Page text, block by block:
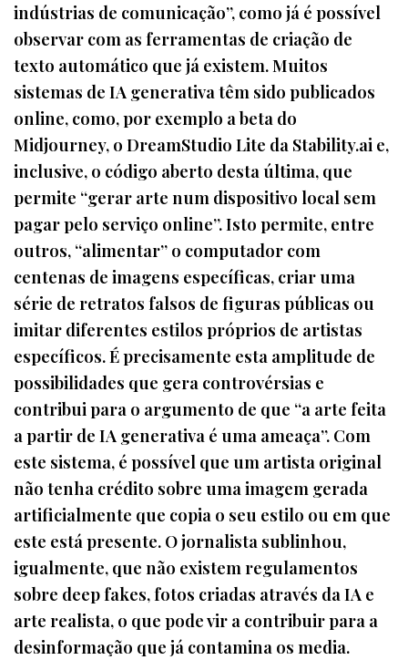
indústrias de comunicação”, como já é possível
observar com as ferramentas de criação de
texto automático que já existem. Muitos
sistemas de IA generativa têm sido publicados
online, como, por exemplo a beta do
Midjourney, o DreamStudio Lite da Stability.ai e,
inclusive, o código aberto desta última, que
permite “gerar arte num dispositivo local sem
pagar pelo serviço online”. Isto permite, entre
outros, “alimentar” o computador com
centenas de imagens específicas, criar uma
série de retratos falsos de figuras públicas ou
imitar diferentes estilos próprios de artistas
específicos. É precisamente esta amplitude de
possibilidades que gera controvérsias e
contribui para o argumento de que “a arte feita
a partir de IA generativa é uma ameaça”. Com
este sistema, é possível que um artista original
não tenha crédito sobre uma imagem gerada
artificialmente que copia o seu estilo ou em que
este está presente. O jornalista sublinhou,
igualmente, que não existem regulamentos
sobre deep fakes, fotos criadas através da IA e
arte realista, o que pode vir a contribuir para a
desinformação que já contamina os media.